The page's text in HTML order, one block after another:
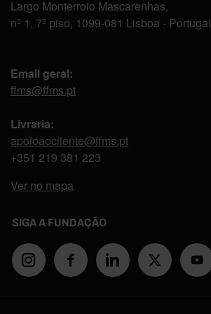
Largo Monterroio Mascarenhas,
nº 1, 7º piso, 1099-081 Lisboa - Portugal
Email geral:
ffms@ffms.pt
Livraria:
apoioaocliente@ffms.pt
+351 219 381 223
Ver no mapa
SIGA A FUNDAÇÃO